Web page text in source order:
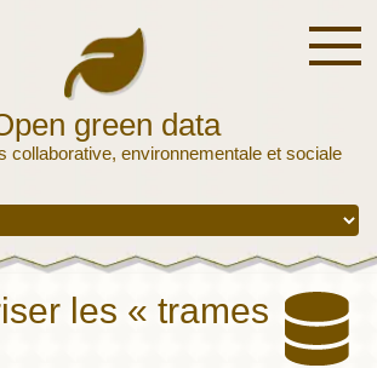
green data
collaborative, environnementale et sociale
les « trames